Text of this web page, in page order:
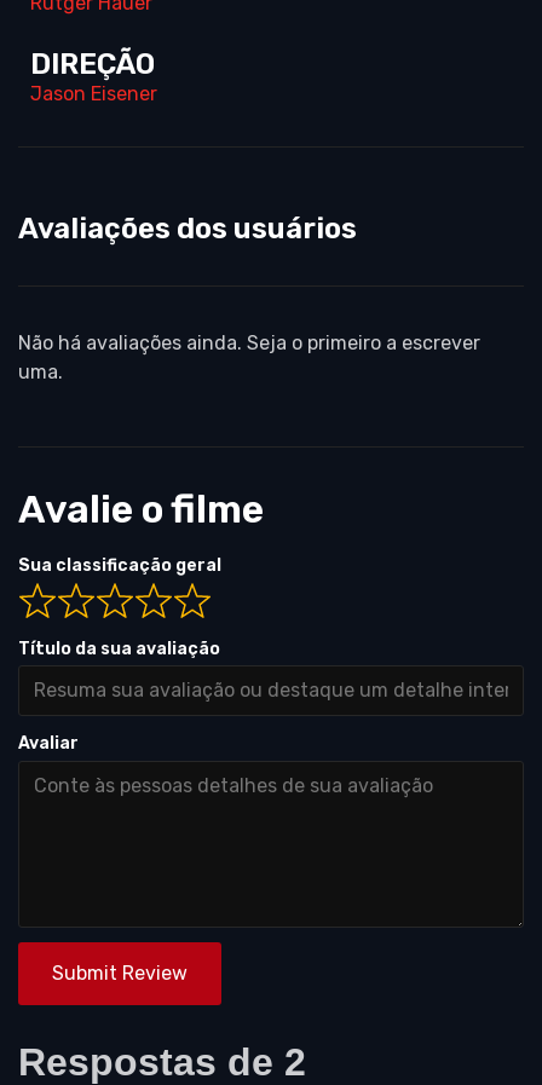
DIREÇÃO
Jason Eisener
Avaliações dos usuários
Não há avaliações ainda. Seja o primeiro a escrever
uma.
Avalie o filme
Sua classificação geral
Título da sua avaliação
Avaliar
Submit Review
Respostas de 2